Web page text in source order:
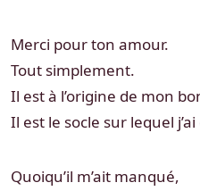
Merci pour ton amour.
Tout simplement.
Il est à l’origine de mon
Il est le socle sur lequel
Quoiqu’il m’ait manqué,